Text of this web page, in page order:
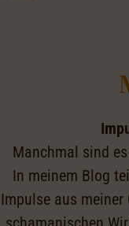
Manchmal sind
In meinem Blog
Impulse aus